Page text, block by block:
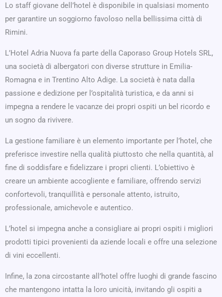
Lo staff giovane dell’hotel è disponibile in qualsiasi momento
per garantire un soggiorno favoloso nella bellissima città di
Rimini.
L’Hotel Adria Nuova fa parte della Caporaso Group Hotels SRL,
una società di albergatori con diverse strutture in Emilia-
Romagna e in Trentino Alto Adige. La società è nata dalla
passione e dedizione per l’ospitalità turistica, e da anni si
impegna a rendere le vacanze dei propri ospiti un bel ricordo e
un sogno da rivivere.
La gestione familiare è un elemento importante per l’hotel, che
preferisce investire nella qualità piuttosto che nella quantità, al
fine di soddisfare e fidelizzare i propri clienti. L’obiettivo è
creare un ambiente accogliente e familiare, offrendo servizi
confortevoli, tranquillità e personale attento, istruito,
professionale, amichevole e autentico.
L’hotel si impegna anche a consigliare ai propri ospiti i migliori
prodotti tipici provenienti da aziende locali e offre una selezione
di vini eccellenti.
Infine, la zona circostante all’hotel offre luoghi di grande fascino
che mantengono intatta la loro unicità, invitando gli ospiti a